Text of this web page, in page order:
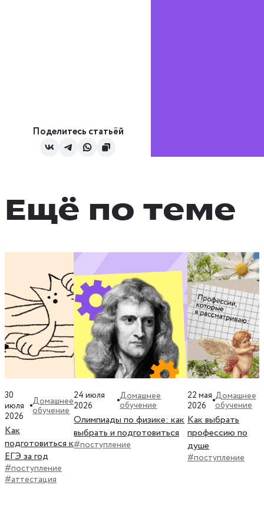
Поделитесь статьёй
Ещё по теме
30
июля
2026
Домашнее
обучение
Как
подготовиться к
ЕГЭ за год
#поступление
#аттестация
24 июля
2026
Домашнее
обучение
Олимпиады по физике: как
выбрать и подготовиться
#поступление
22 мая
2026
Домашнее
обучение
Как выбрать
профессию по
душе
#поступление